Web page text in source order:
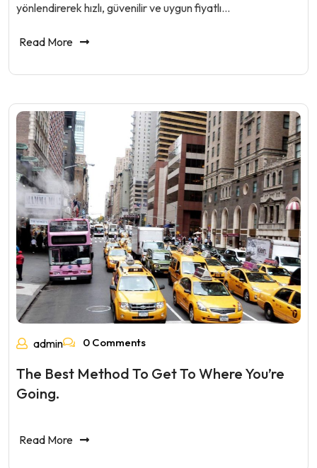
yönlendirerek hızlı, güvenilir ve uygun fiyatlı…
Read More
admin 0 Comments
The Best Method To Get To Where You’re
Going.
Read More